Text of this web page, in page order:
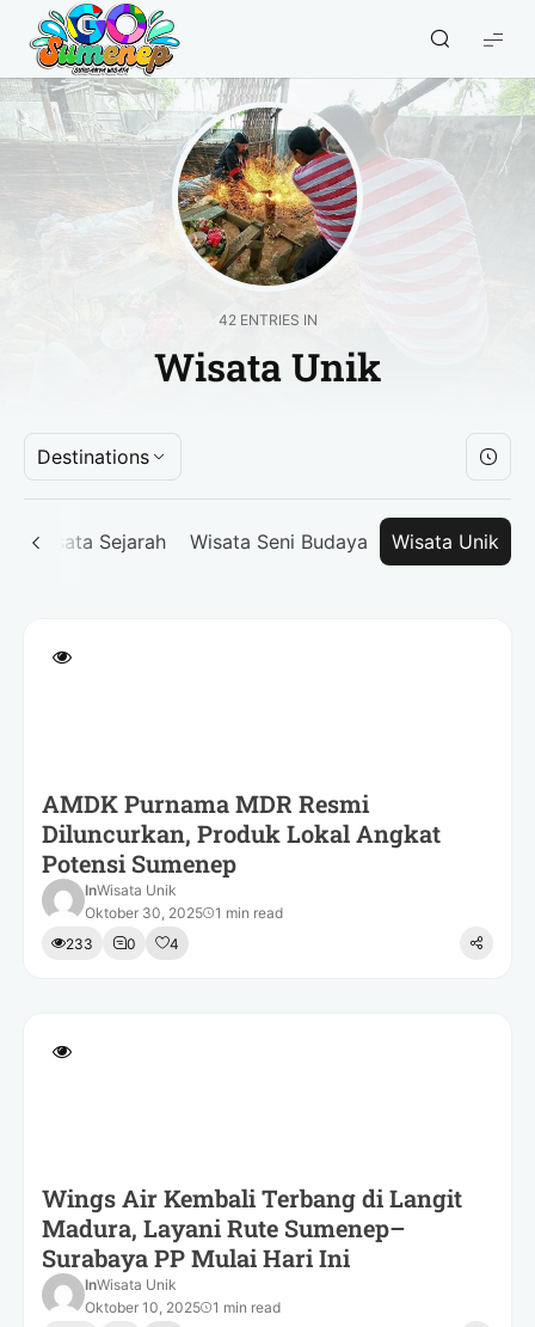
GO
Sumenep
-
Wisata
42 ENTRIES IN
Wisata Unik
Destinations
Wisata Sejarah Wisata Seni Budaya Wisata Unik
AMDK Purnama MDR Resmi
Diluncurkan, Produk Lokal Angkat
Potensi Sumenep
InWisata Unik
Oktober 30, 2025
1 min read
233
0 4
Wings Air Kembali Terbang di Langit
Madura, Layani Rute Sumenep–
Surabaya PP Mulai Hari Ini
InWisata Unik
Oktober 10, 2025
1 min read